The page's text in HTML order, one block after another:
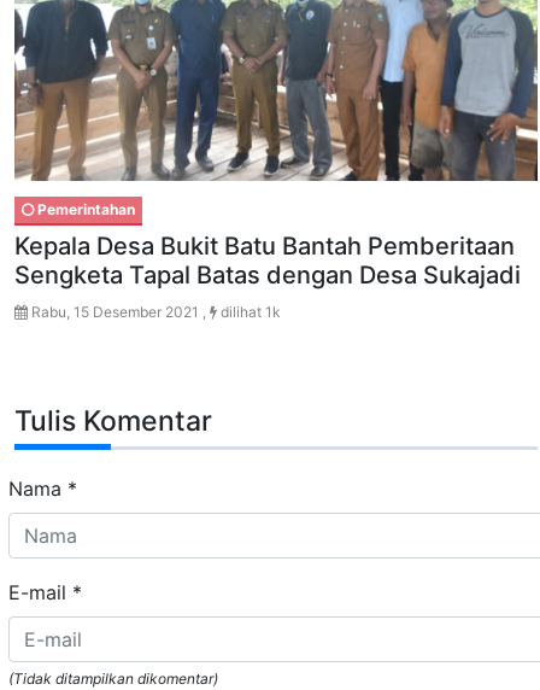
Pemerintahan
Kepala Desa Bukit Batu Bantah Pemberitaan
Sengketa Tapal Batas dengan Desa Sukajadi
Rabu, 15 Desember 2021 , dilihat 1k
Tulis Komentar
Nama *
E-mail *
(Tidak ditampilkan dikomentar)